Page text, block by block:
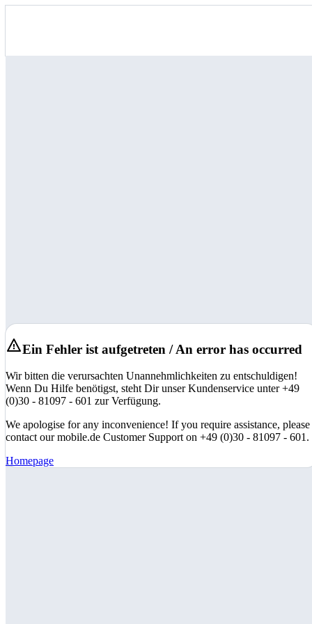
Ein Fehler ist aufgetreten / An error has occurred
Wir bitten die verursachten Unannehmlichkeiten zu entschuldigen!
Wenn Du Hilfe benötigst, steht Dir unser Kundenservice unter +49
(0)30 - 81097 - 601 zur Verfügung.
We apologise for any inconvenience! If you require assistance, please
contact our mobile.de Customer Support on +49 (0)30 - 81097 - 601.
Homepage